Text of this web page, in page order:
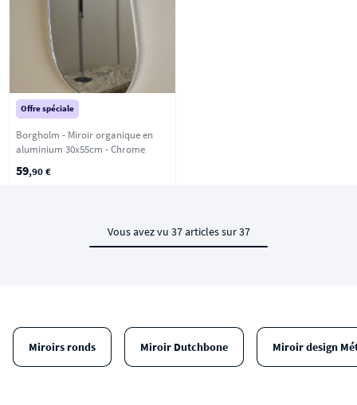
Offre spéciale
Borgholm - Miroir organique en
aluminium 30x55cm - Chrome
59,90 €
Vous avez vu 37 articles sur 37
Miroirs ronds Miroir Dutchbone Miroir design